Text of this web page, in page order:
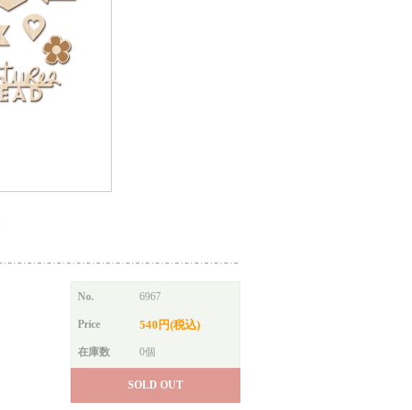
No. 6967
Price 540円(税込)
在庫数 0個
SOLD OUT